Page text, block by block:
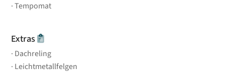
Tempomat
Extras
Dachreling
Leichtmetallfelgen